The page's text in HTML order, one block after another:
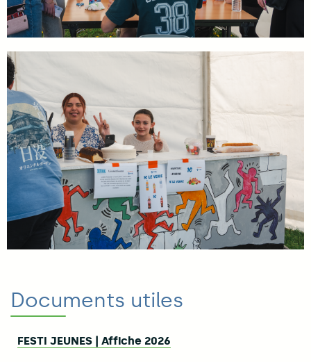
Documents utiles
FESTI JEUNES | Affiche 2026